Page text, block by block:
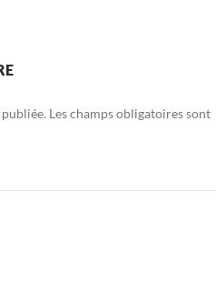
Les champs obligatoires sont